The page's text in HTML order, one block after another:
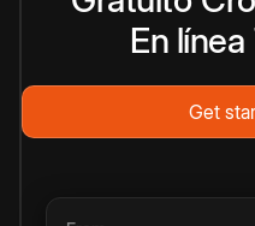
En línea
Get